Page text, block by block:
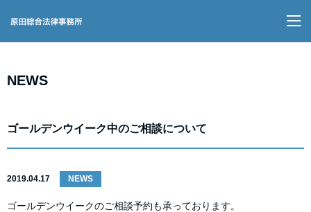
NEWS
ゴールデンウイーク中のご相談について
2019.04.17 NEWS
ゴールデンウイークのご相談予約も承っております。